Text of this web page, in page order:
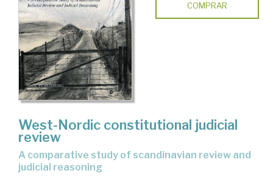
COMPRAR
West-Nordic constitutional judicial
review
a comparative study of scandinavian review and
judicial reasoning